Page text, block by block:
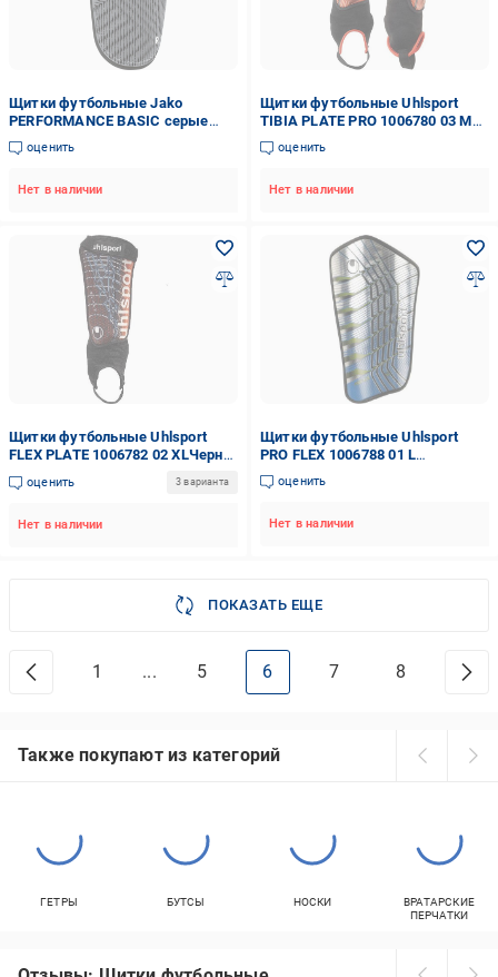
Щитки футбольные Jako
PERFORMANCE BASIC серые
2765-840 S
оценить
Нет в наличии
Щитки футбольные Uhlsport
TIBIA PLATE PRO 1006780 03 M
Красно-черный
оценить
Нет в наличии
Щитки футбольные Uhlsport
FLEX PLATE 1006782 02 XLЧерно-
оранжевый
оценить 3 варианта
Нет в наличии
Щитки футбольные Uhlsport
PRO FLEX 1006788 01 L
Серебрено-голубой
оценить
Нет в наличии
ПОКАЗАТЬ ЕЩЕ
1 ... 5 6 7 8
Также покупают из категорий
ГЕТРЫ БУТСЫ НОСКИ
ВРАТАРСКИЕ
ПЕРЧАТКИ